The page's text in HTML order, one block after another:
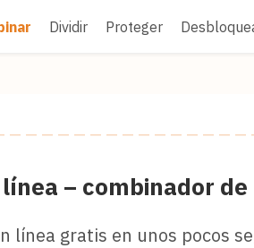
Dividir Proteger
– combinador
línea gratis en unos pocos